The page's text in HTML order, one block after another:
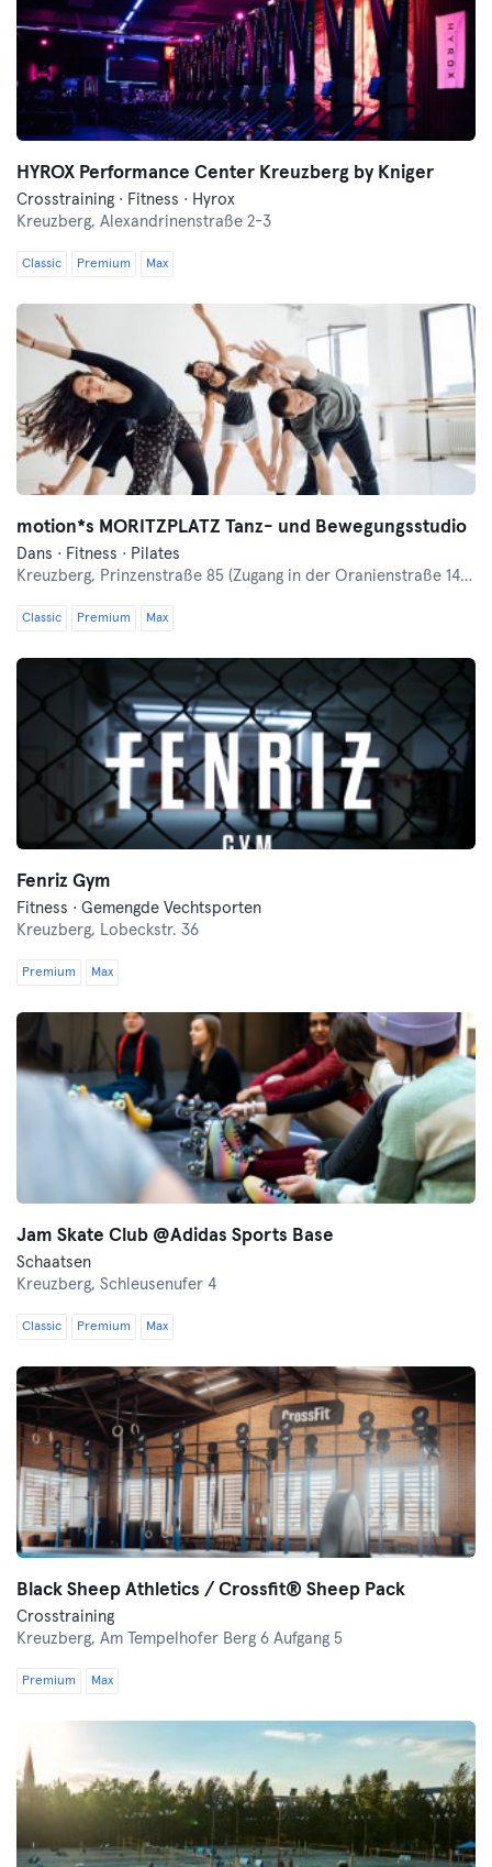
HYROX Performance Center Kreuzberg by Kniger
Crosstraining · Fitness · Hyrox
Kreuzberg, Alexandrinenstraße 2-3
Classic Premium Max
motion*s MORITZPLATZ Tanz- und Bewegungsstudio
Dans · Fitness · Pilates
Kreuzberg, Prinzenstraße 85 (Zugang in der Oranienstraße 140-142 links neben Denn's Bioladen)
Classic Premium Max
Fenriz Gym
Fitness · Gemengde Vechtsporten
Kreuzberg, Lobeckstr. 36
Premium Max
Jam Skate Club @Adidas Sports Base
Schaatsen
Kreuzberg, Schleusenufer 4
Classic Premium Max
Black Sheep Athletics / Crossfit® Sheep Pack
Crosstraining
Kreuzberg, Am Tempelhofer Berg 6 Aufgang 5
Premium Max